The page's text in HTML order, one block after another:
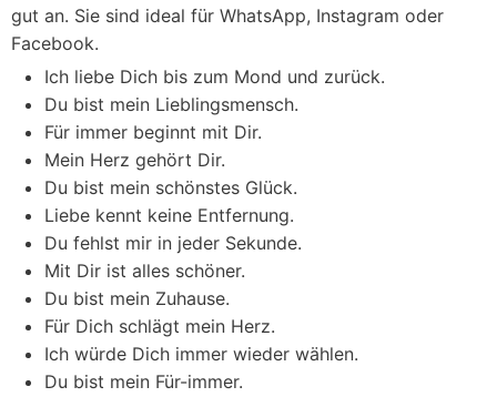
gut an. Sie sind ideal für WhatsApp, Instagram oder
Facebook.
Ich liebe Dich bis zum Mond und zurück.
Du bist mein Lieblingsmensch.
Für immer beginnt mit Dir.
Mein Herz gehört Dir.
Du bist mein schönstes Glück.
Liebe kennt keine Entfernung.
Du fehlst mir in jeder Sekunde.
Mit Dir ist alles schöner.
Du bist mein Zuhause.
Für Dich schlägt mein Herz.
Ich würde Dich immer wieder wählen.
Du bist mein Für-immer.